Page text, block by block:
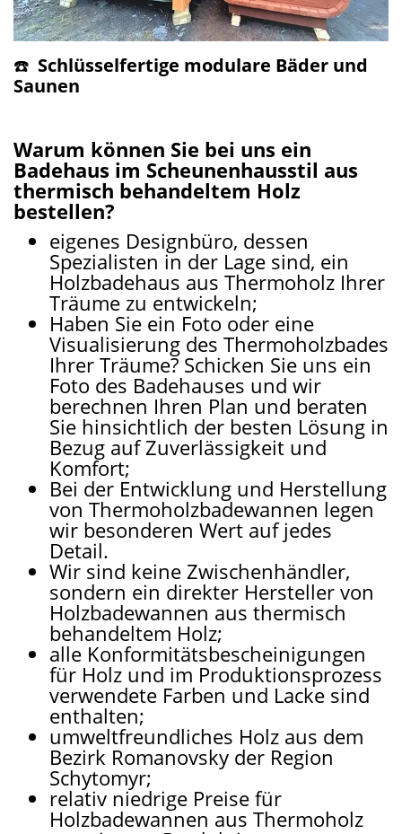
☎️ Schlüsselfertige modulare Bäder und
Saunen
Warum können Sie bei uns ein
Badehaus im Scheunenhausstil aus
thermisch behandeltem Holz
bestellen?
eigenes Designbüro, dessen
Spezialisten in der Lage sind, ein
Holzbadehaus aus Thermoholz Ihrer
Träume zu entwickeln;
Haben Sie ein Foto oder eine
Visualisierung des Thermoholzbades
Ihrer Träume? Schicken Sie uns ein
Foto des Badehauses und wir
berechnen Ihren Plan und beraten
Sie hinsichtlich der besten Lösung in
Bezug auf Zuverlässigkeit und
Komfort;
Bei der Entwicklung und Herstellung
von Thermoholzbadewannen legen
wir besonderen Wert auf jedes
Detail.
Wir sind keine Zwischenhändler,
sondern ein direkter Hersteller von
Holzbadewannen aus thermisch
behandeltem Holz;
alle Konformitätsbescheinigungen
für Holz und im Produktionsprozess
verwendete Farben und Lacke sind
enthalten;
umweltfreundliches Holz aus dem
Bezirk Romanovsky der Region
Schytomyr;
relativ niedrige Preise für
Holzbadewannen aus Thermoholz